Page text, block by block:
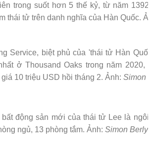
trong suốt hơn 5 thế kỷ, từ năm
thái tử trên danh nghĩa của Hàn Quốc.
Service, biệt phủ của 'thái tử Hàn
ở Thousand Oaks trong năm
10 triệu USD hồi tháng 2. Ảnh:Simon
bất động sản mới của thái tử Lee là
ngủ, 13 phòng tắm. Ảnh:Simon